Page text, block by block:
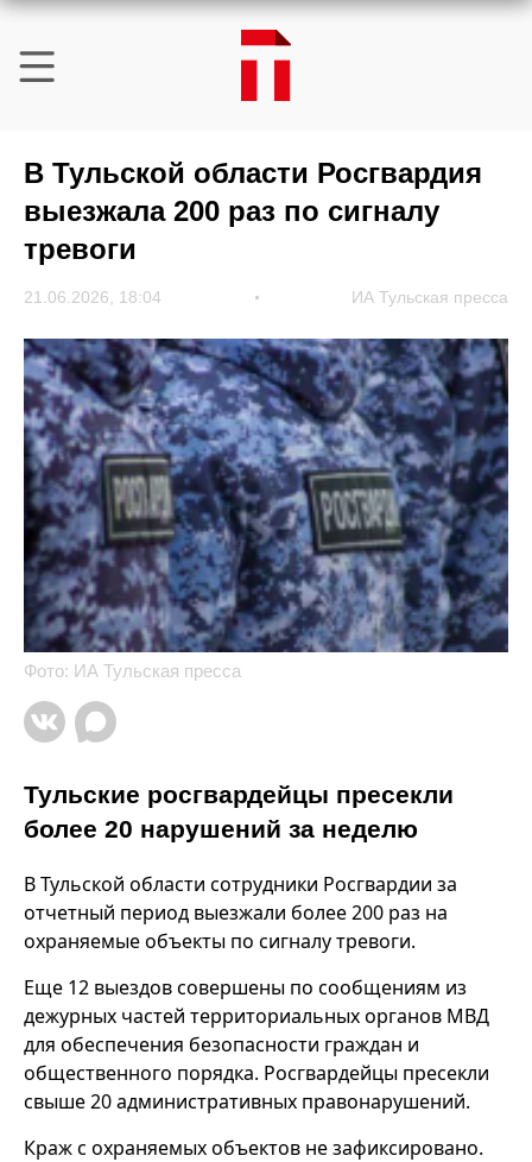
В Тульской области Росгвардия
выезжала 200 раз по сигналу
тревоги
21.06.2026, 18:04 ИА Тульская пресса
Фото: ИА Тульская пресса
Тульские росгвардейцы пресекли
более 20 нарушений за неделю
В Тульской области сотрудники Росгвардии за
отчетный период выезжали более 200 раз на
охраняемые объекты по сигналу тревоги.
Еще 12 выездов совершены по сообщениям из
дежурных частей территориальных органов МВД
для обеспечения безопасности граждан и
общественного порядка. Росгвардейцы пресекли
свыше 20 административных правонарушений.
Краж с охраняемых объектов не зафиксировано.